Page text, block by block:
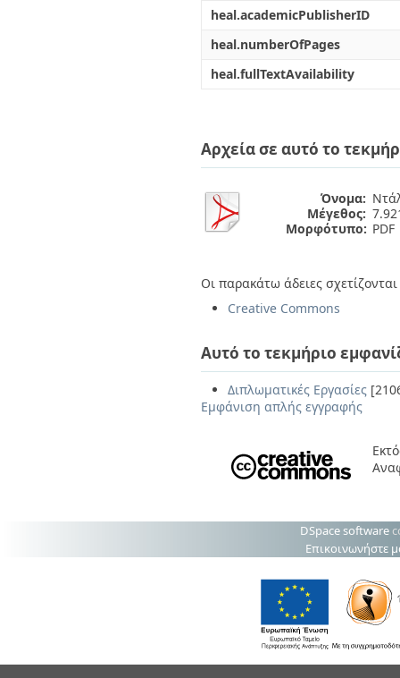
heal.academicPublisherID
heal.numberOfPages
heal.fullTextAvailability
Αρχεία σε αυτό το
Όνομα:
Μέγεθος:
Μορφότυπο: PDF
Οι παρακάτω άδειες
Creative Commons
Αυτό το τεκμήριο
Διπλωματικές Εργασίες
Εμφάνιση απλής εγγραφής
DSpace software
Επικοινωνήστε